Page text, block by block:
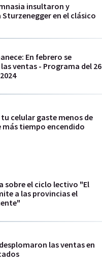
insultaron y
en el clásico
En febrero se
ventas - Programa del 26
celular gaste menos de
más tiempo encendido
sobre el ciclo lectivo "El
a las provincias el
las ventas en